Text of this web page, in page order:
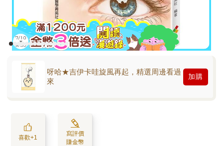
呀哈★吉伊卡哇旋風再起，精選周邊看過
來
加購
喜歡+1
寫評價
賺金幣